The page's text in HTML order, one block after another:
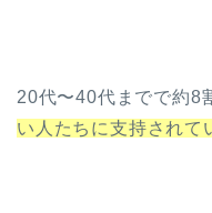
20代〜40代までで約8
い人たちに支持されて